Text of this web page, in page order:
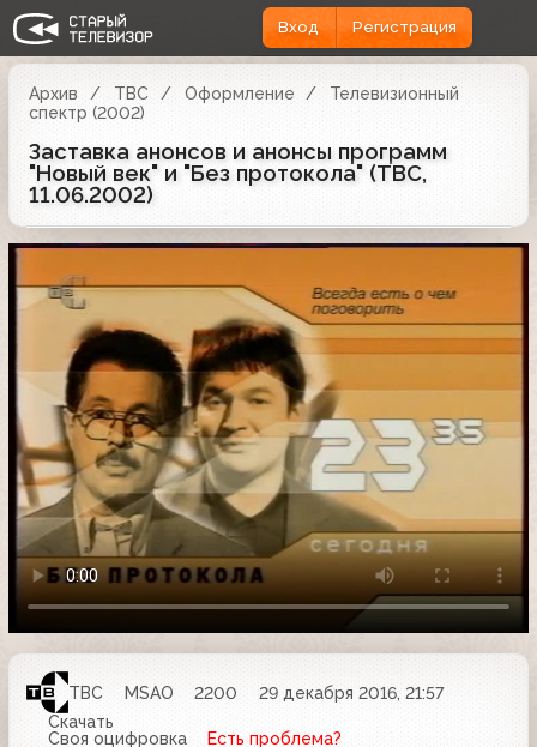
Вход Регистрация
Архив ТВС Оформление
Телевизионный
спектр (2002)
Заставка анонсов и анонсы программ
"Новый век" и "Без протокола" (ТВС,
11.06.2002)
ТВС MSAO 2200
29 декабря 2016, 21:57
Скачать
Своя оцифровка
Есть проблема?